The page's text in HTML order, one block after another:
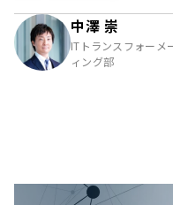
中澤 崇
ITトランスフォーメ
ィング部